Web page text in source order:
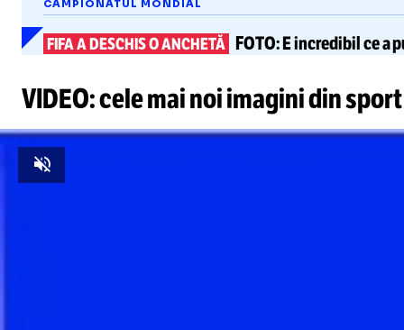
CAMPIONATUL MONDIAL
FIFA A DESCHIS O ANCHETĂ FOTO:E incredibilce a
VIDEO: cele mai noi imagini din sport
Unmute